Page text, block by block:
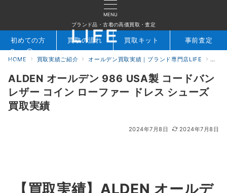
MENU
ブランド品・古着の高価買取・査定
検索 お問合せ
初めての方 買取の流れ 買取キット 事前査定
HOME 買取実績ご紹介 オールデン買取実績｜ブランド専門店LIFE
ALDEN オールデン 986 USA製 コードバン
レザー コイン ローファー ドレス シューズ
買取実績
2024年7月8日 2024年7月8日
【買取実績】ALDEN オールデ